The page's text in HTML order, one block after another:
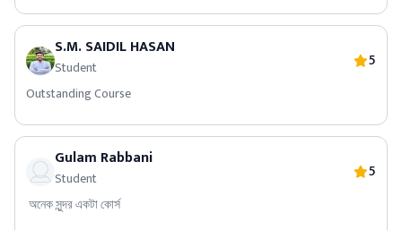
S.M. SAIDIL HASAN
Student 5
Outstanding Course
Gulam Rabbani
Student 5
অনেক সুন্দর একটা কোর্স